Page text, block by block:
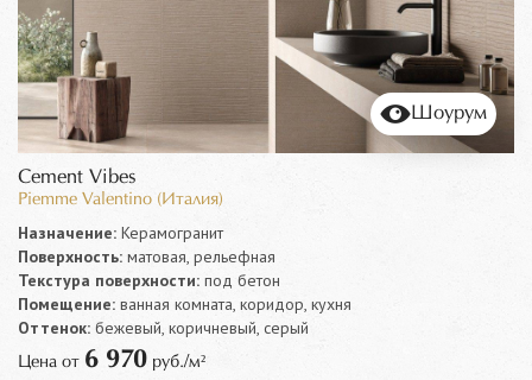
Шоурум
Cement Vibes
Piemme Valentino (Италия)
Назначение: Керамогранит
Поверхность: матовая, рельефная
Текстура поверхности: под бетон
Помещение: ванная комната, коридор, кухня
Оттенок: бежевый, коричневый, серый
Цена от 6 970 руб./м²